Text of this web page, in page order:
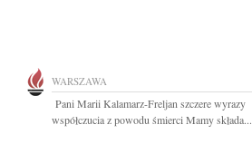
WARSZAWA
Pani Marii Kalamarz-Freljan szczere wyrazy
współczucia z powodu śmierci Mamy składa...